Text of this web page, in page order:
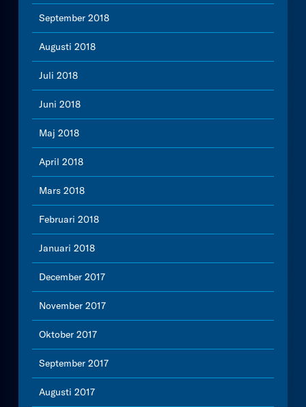
September 2018
Augusti 2018
Juli 2018
Juni 2018
Maj 2018
April 2018
Mars 2018
Februari 2018
Januari 2018
December 2017
November 2017
Oktober 2017
September 2017
Augusti 2017